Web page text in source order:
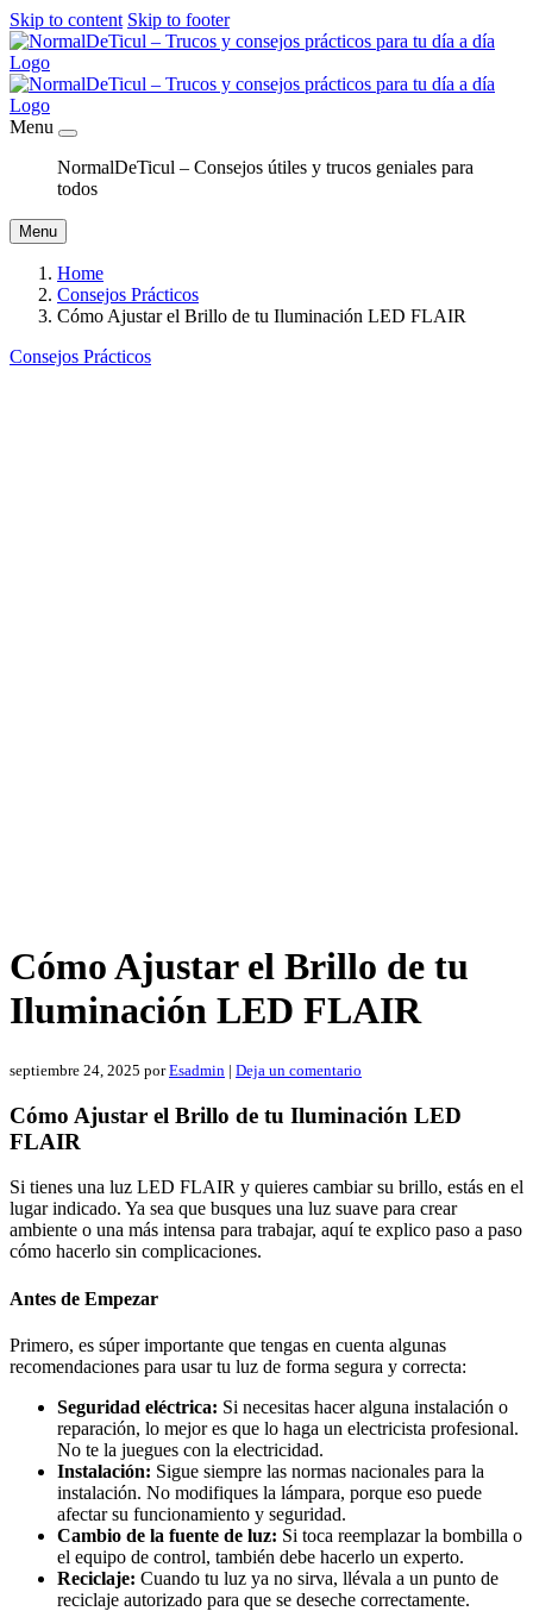
Skip to content Skip to footer
Menu
NormalDeTicul – Consejos útiles y trucos geniales para
todos
Menu
Home
Consejos Prácticos
Cómo Ajustar el Brillo de tu Iluminación LED FLAIR
Consejos Prácticos
Cómo Ajustar el Brillo de tu
Iluminación LED FLAIR
septiembre 24, 2025 porEsadmin | Deja un comentario
Cómo Ajustar el Brillo de tu Iluminación LED
FLAIR
Si tienes una luz LED FLAIR y quieres cambiar su brillo, estás en el
lugar indicado. Ya sea que busques una luz suave para crear
ambiente o una más intensa para trabajar, aquí te explico paso a paso
cómo hacerlo sin complicaciones.
Antes de Empezar
Primero, es súper importante que tengas en cuenta algunas
recomendaciones para usar tu luz de forma segura y correcta:
Seguridad eléctrica: Si necesitas hacer alguna instalación o
reparación, lo mejor es que lo haga un electricista profesional.
No te la juegues con la electricidad.
Instalación: Sigue siempre las normas nacionales para la
instalación. No modifiques la lámpara, porque eso puede
afectar su funcionamiento y seguridad.
Cambio de la fuente de luz: Si toca reemplazar la bombilla o
el equipo de control, también debe hacerlo un experto.
Reciclaje: Cuando tu luz ya no sirva, llévala a un punto de
reciclaje autorizado para que se deseche correctamente.